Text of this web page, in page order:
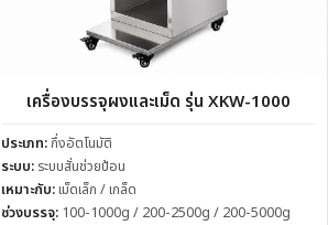
เครื่องบรรจุผงและเม็ด รุ่น XKW-1000
ประเภท:กึ่งอัตโนมัติ
ระบบ: ระบบสั่นช่วยป้อน
เหมาะกับ:เม็ดเล็ก / เกล็ด
ช่วงบรรจุ: 100-1000g / 200-2500g / 200-5000g